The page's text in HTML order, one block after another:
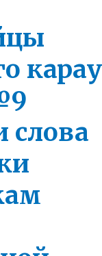
слова